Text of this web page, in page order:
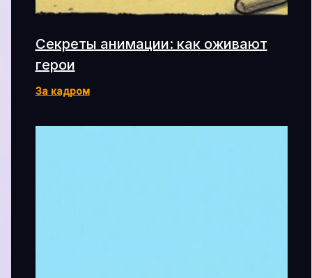
Секреты анимации: как оживают
герои
За кадром